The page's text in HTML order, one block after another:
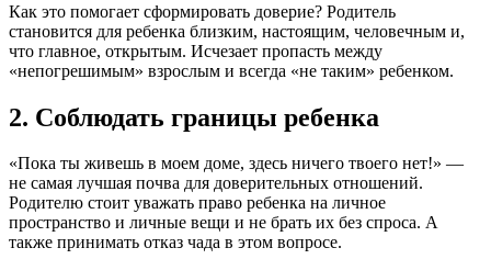
Как это помогает сформировать доверие? Родитель
становится для ребенка близким, настоящим, человечным и,
что главное, открытым. Исчезает пропасть между
«непогрешимым» взрослым и всегда «не таким» ребенком.
2. Соблюдать границы ребенка
«Пока ты живешь в моем доме, здесь ничего твоего нет!» —
не самая лучшая почва для доверительных отношений.
Родителю стоит уважать право ребенка на личное
пространство и личные вещи и не брать их без спроса. А
также принимать отказ чада в этом вопросе.